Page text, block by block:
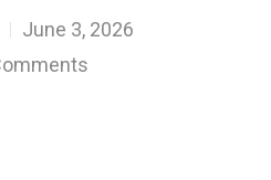
June 3, 2026